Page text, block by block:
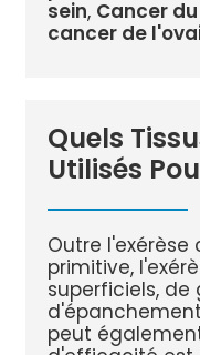
sein, Cancer
cancer de
Quels
Utilisés
Outre
primitive,
superficiels,
peut